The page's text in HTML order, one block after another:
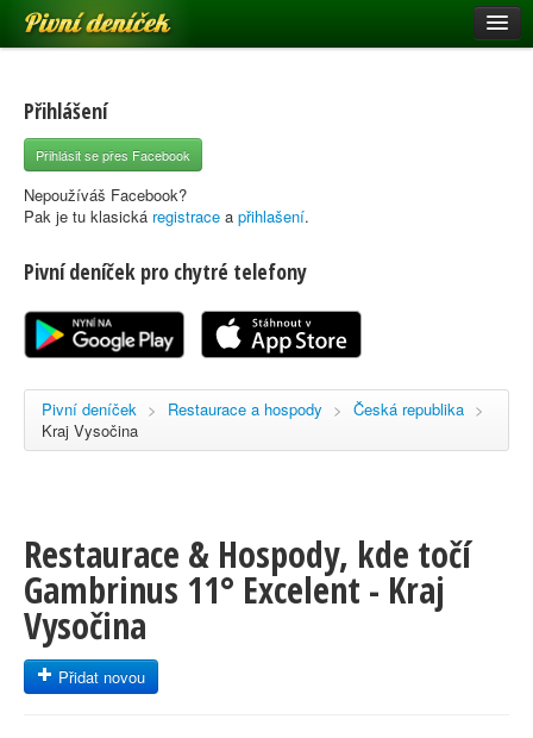
Pivní deníček
Pivní mapa
Pivní značky
Nápověda
Registrace
Přihlášení
Přihlásit se přes Facebook
Nepoužíváš Facebook?
Pak je tu klasická registrace a přihlašení.
Pivní deníček pro chytré telefony
Pivní deníček > Restaurace a hospody > Česká republika >
Kraj Vysočina
Restaurace & Hospody, kde točí
Gambrinus 11° Excelent - Kraj
Vysočina
Přidat novou